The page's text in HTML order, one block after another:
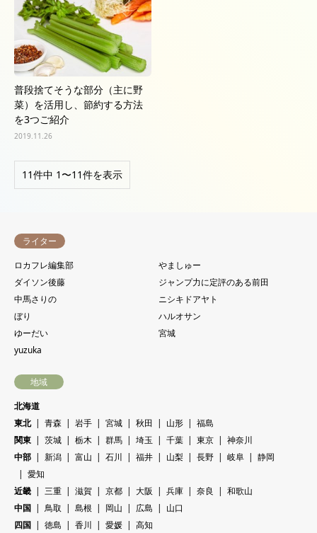
普段捨てそうな部分（主に野
菜）を活用し、節約する方法
を3つご紹介
2019.11.26
11件中 1〜11件を表示
ライター
ロカフレ編集部
やましゅー
ダイソン後藤
ジャンプ力に定評のある前田
中馬さりの
ニシキドアヤト
ぼり
ハルオサン
ゆーだい
宮城
yuzuka
地域
北海道
東北
青森 岩手 宮城 秋田 山形
福島
関東
茨城 栃木 群馬 埼玉 千葉 東京
神奈川
中部
新潟 富山 石川 福井 山梨 長野 岐阜
静岡
愛知
近畿
三重 滋賀 京都 大阪 兵庫 奈良
和歌山
中国
鳥取 島根 岡山 広島
山口
四国
徳島 香川 愛媛 高知